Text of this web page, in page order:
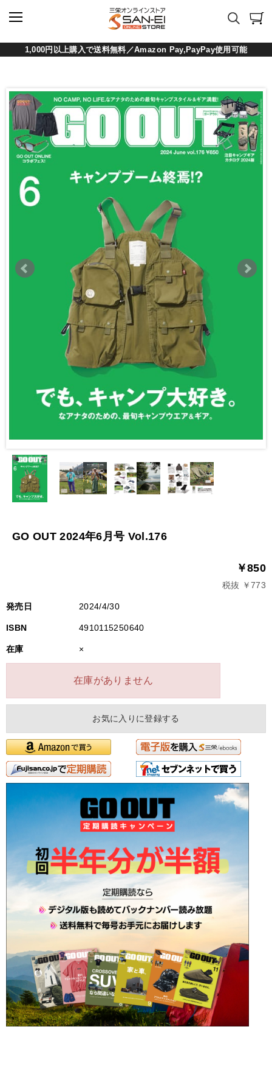
1,000円以上購入で送料無料／Amazon Pay,PayPay使用可能
GO OUT 2024年6月号 Vol.176
￥850
税抜 ￥773
発売日 2024/4/30
ISBN 4910115250640
在庫 ×
在庫がありません
お気に入りに登録する